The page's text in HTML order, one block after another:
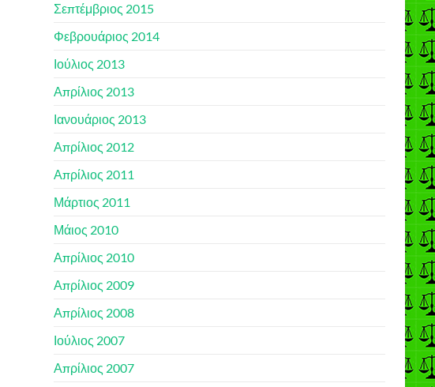
Σεπτέμβριος 2015
Φεβρουάριος 2014
Ιούλιος 2013
Απρίλιος 2013
Ιανουάριος 2013
Απρίλιος 2012
Απρίλιος 2011
Μάρτιος 2011
Μάιος 2010
Απρίλιος 2010
Απρίλιος 2009
Απρίλιος 2008
Ιούλιος 2007
Απρίλιος 2007